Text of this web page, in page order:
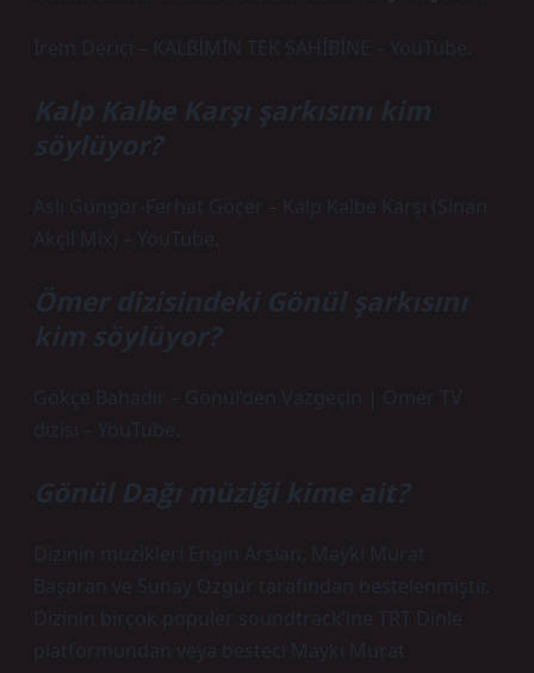
İrem Derici – KALBİMİN TEK SAHİBİNE – YouTube.
Kalp Kalbe Karşı şarkısını kim
söylüyor?
Aslı Güngör-Ferhat Göçer – Kalp Kalbe Karşı (Sinan
Akçil Mix) – YouTube.
Ömer dizisindeki Gönül şarkısını
kim söylüyor?
Gökçe Bahadır – Gönül’den Vazgeçin | Ömer TV
dizisi – YouTube.
Gönül Dağı müziği kime ait?
Dizinin müzikleri Engin Arslan, Mayki Murat
Başaran ve Sunay Özgür tarafından bestelenmiştir.
Dizinin birçok popüler soundtrack’ine TRT Dinle
platformundan veya besteci Mayki Murat